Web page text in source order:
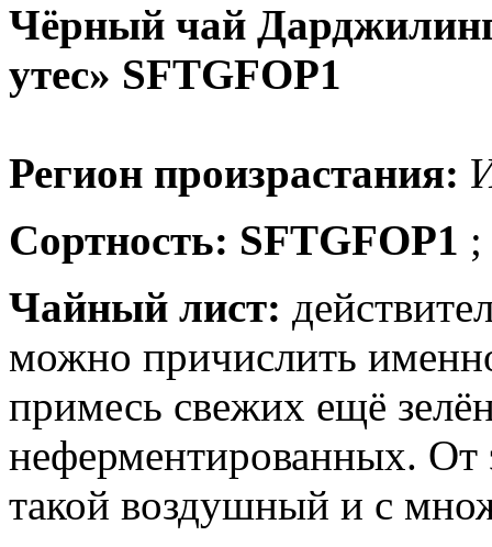
Чёрный чай
утес» SFTGFOP1
Регион произрастания:
Сортность: SFTGFOP1 ;
Чайный лист:
можно причислить
примесь свежих ещё
неферментированных. От
такой воздушный и с